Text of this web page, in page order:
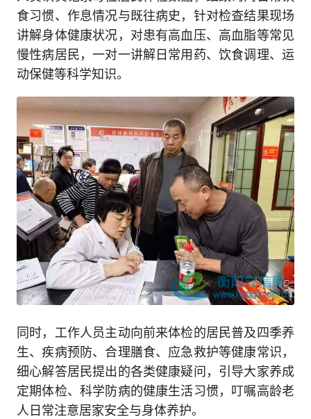
食习惯、作息情况与既往病史，针对检查结果现场
讲解身体健康状况，对患有高血压、高血脂等常见
慢性病居民，一对一讲解日常用药、饮食调理、运
动保健等科学知识。
同时，工作人员主动向前来体检的居民普及四季养
生、疾病预防、合理膳食、应急救护等健康常识，
细心解答居民提出的各类健康疑问，引导大家养成
定期体检、科学防病的健康生活习惯，叮嘱高龄老
人日常注意居家安全与身体养护。